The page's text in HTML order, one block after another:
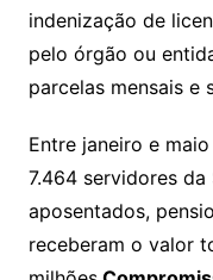
indenização de
pelo órgão ou
parcelas mensais e
Entre janeiro e
7.464 servidores
aposentados,
receberam o valor